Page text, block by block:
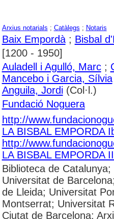
Arxius notarials ; Catàlegs ; Notaris
Baix Empordà; Bisbal
[1200 - 1950]
Auladell i Agulló, Marc;
Mancebo i Garcia, Sílvia
Anguila, Jordi(Col·l.)
Fundació Noguera
http://
LA BISBAL EMPORDA
http://
LA BISBAL EMPORDA
Biblioteca de
Universitat de
de Lleida; Universitat
Montserrat; Universitat
Ciutat de Barcelona;